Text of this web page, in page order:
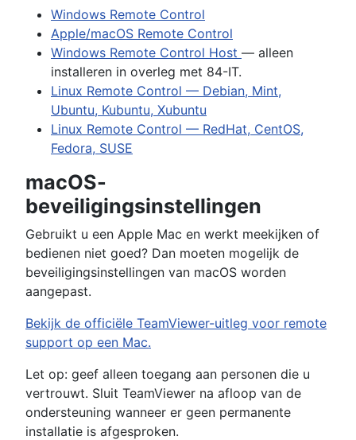
Windows Remote Control
Apple/macOS Remote Control
Windows Remote Control Host — alleen
installeren in overleg met 84-IT.
Linux Remote Control — Debian, Mint,
Ubuntu, Kubuntu, Xubuntu
Linux Remote Control — RedHat, CentOS,
Fedora, SUSE
macOS-
beveiligingsinstellingen
Gebruikt u een Apple Mac en werkt meekijken of
bedienen niet goed? Dan moeten mogelijk de
beveiligingsinstellingen van macOS worden
aangepast.
Bekijk de officiële TeamViewer-uitleg voor remote
support op een Mac.
Let op: geef alleen toegang aan personen die u
vertrouwt. Sluit TeamViewer na afloop van de
ondersteuning wanneer er geen permanente
installatie is afgesproken.